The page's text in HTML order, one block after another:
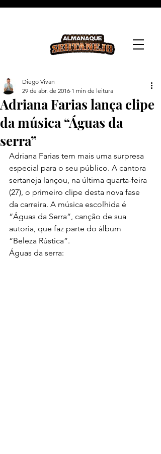
Adriana Farias lança clipe
da música “Águas da
serra”
Diego Vivan
29 de abr. de 2016 1 min de leitura
Adriana Farias tem mais uma surpresa
especial para o seu público. A cantora
sertaneja lançou, na última quarta-feira
(27), o primeiro clipe desta nova fase
da carreira. A música escolhida é
“Águas da Serra”, canção de sua
autoria, que faz parte do álbum
“Beleza Rústica”.
Águas da serra: